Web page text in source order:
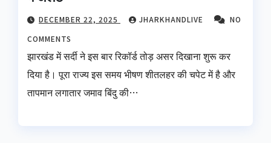
DECEMBER 22, 2025 JHARKHANDLIVE
NO
COMMENTS
झारखंड में सर्दी ने इस बार रिकॉर्ड तोड़ असर दिखाना शुरू कर
दिया है। पूरा राज्य इस समय भीषण शीतलहर की चपेट में है और
तापमान लगातार जमाव बिंदु की…